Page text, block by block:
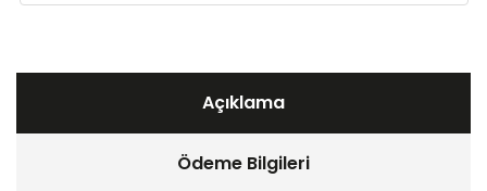
Açıklama
Ödeme Bilgileri